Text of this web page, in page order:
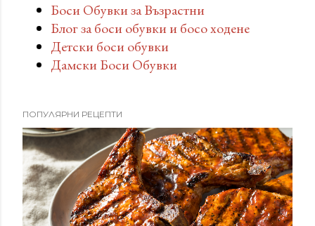
Боси Обувки за Възрастни
Блог за боси обувки и босо ходене
Детски боси обувки
Дамски Боси Обувки
ПОПУЛЯРНИ РЕЦЕПТИ